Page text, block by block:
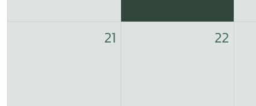
21 22